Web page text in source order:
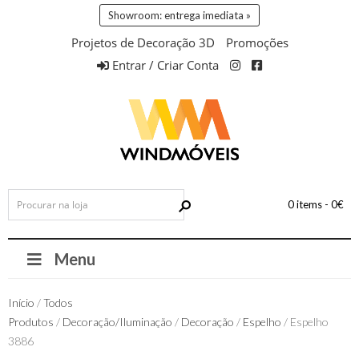
Showroom: entrega imediata »
Projetos de Decoração 3D
Promoções
Entrar / Criar Conta
0 items - 0€
Menu
Início /Todos
Produtos / Decoração/Iluminação / Decoração / Espelho / Espelho
3886
Entrega 72h